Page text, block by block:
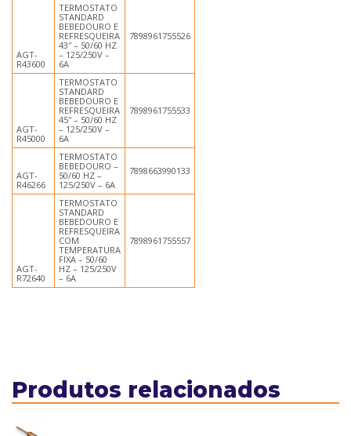
AGT-
R43600
TERMOSTATO
STANDARD
BEBEDOURO E
REFRESQUEIRA
43″ – 50/60 HZ
– 125/250V –
6A
7898961755526
AGT-
R45000
TERMOSTATO
STANDARD
BEBEDOURO E
REFRESQUEIRA
45″ – 50/60 HZ
– 125/250V –
6A
7898961755533
AGT-
R46266
TERMOSTATO
BEBEDOURO –
50/60 HZ –
125/250V – 6A
7898663990133
AGT-
R72640
TERMOSTATO
STANDARD
BEBEDOURO E
REFRESQUEIRA
COM
TEMPERATURA
FIXA – 50/60
HZ – 125/250V
– 6A
7898961755557
Produtos relacionados